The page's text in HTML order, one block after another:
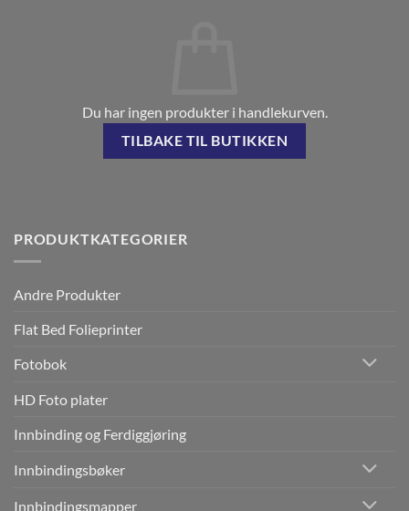
Du har ingen produkter i handlekurven.
TILBAKE TIL BUTIKKEN
PRODUKTKATEGORIER
Andre Produkter
Flat Bed Folieprinter
Fotobok
HD Foto plater
Innbinding og Ferdiggjøring
Innbindingsbøker
Innbindingsmapper